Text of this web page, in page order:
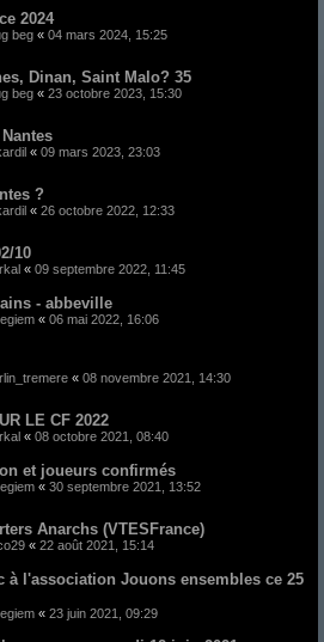
2024
beg « 04 mars 2024, 15:25
Dinan, Saint Malo? 35
beg « 23 octobre 2023, 15:30
« 09 mars 2023, 23:03
?
« 26 octobre 2022, 12:33
10
« 09 septembre 2022, 11:45
- abbeville
« 06 mai 2022, 16:06
« 08 novembre 2021, 14:30
LE CF 2022
« 08 octobre 2021, 08:40
et joueurs confirmés
« 30 septembre 2021, 13:52
Anarchs (VTESFrance)
« 22 août 2021, 15:14
à l'association Jouons ensembles ce 25
« 23 juin 2021, 09:29